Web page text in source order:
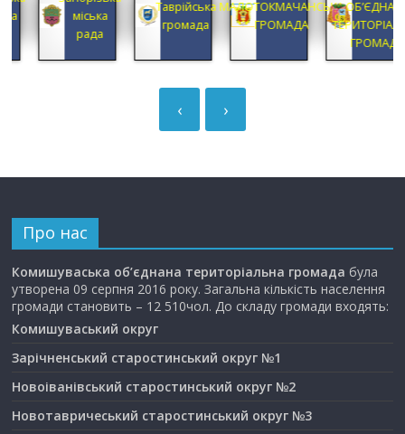
Таврійська
громада
МАЛОТОКМАЧАНСЬКА
ГРОМАДА
ОБ’ЄДНАНА
ТЕРИТОРІАЛЬНА
районна
державна
адміністрація
›
‹
Про нас
Комишуваська об’єднана територіальна громада була
утворена 09 серпня 2016 року. Загальна кількість населення
громади становить – 12 510чол. До складу громади входять:
Комишуваський округ
Зарічненський старостинський округ №1
Новоіванівський старостинський округ №2
Новотавричеський старостинський округ №3